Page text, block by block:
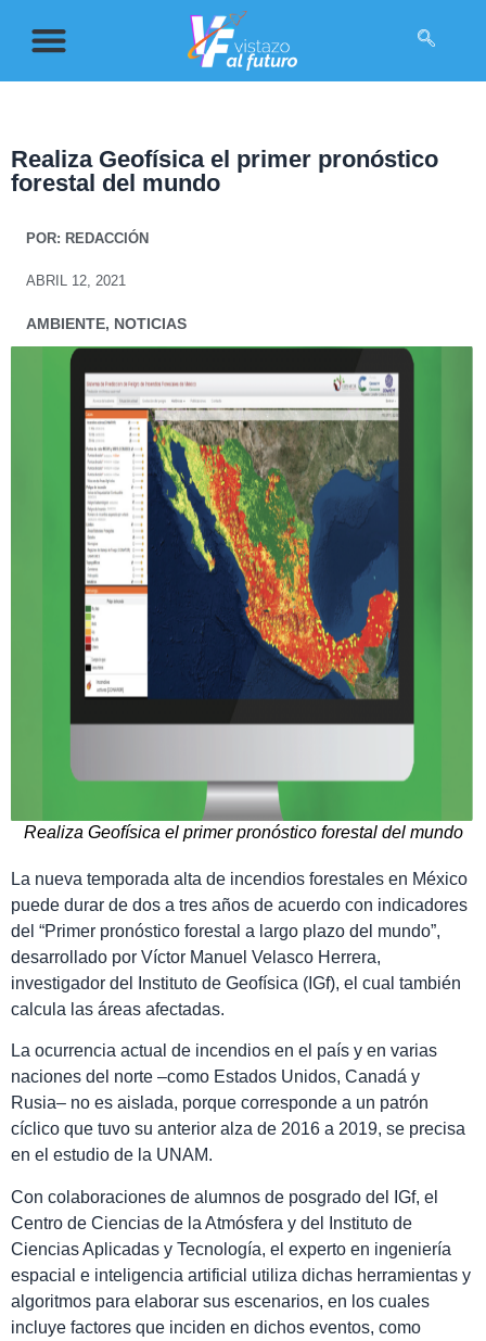
Realiza Geofísica el primer pronóstico
forestal del mundo
POR: REDACCIÓN
ABRIL 12, 2021
AMBIENTE, NOTICIAS
Realiza Geofísica el primer pronóstico forestal del mundo
La nueva temporada alta de incendios forestales en México
puede durar de dos a tres años de acuerdo con indicadores
del “Primer pronóstico forestal a largo plazo del mundo”,
desarrollado por Víctor Manuel Velasco Herrera,
investigador del Instituto de Geofísica (IGf), el cual también
calcula las áreas afectadas.
La ocurrencia actual de incendios en el país y en varias
naciones del norte –como Estados Unidos, Canadá y
Rusia– no es aislada, porque corresponde a un patrón
cíclico que tuvo su anterior alza de 2016 a 2019, se precisa
en el estudio de la UNAM.
Con colaboraciones de alumnos de posgrado del IGf, el
Centro de Ciencias de la Atmósfera y del Instituto de
Ciencias Aplicadas y Tecnología, el experto en ingeniería
espacial e inteligencia artificial utiliza dichas herramientas y
algoritmos para elaborar sus escenarios, en los cuales
incluye factores que inciden en dichos eventos, como